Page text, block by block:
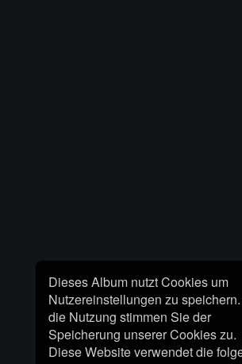
Dieses Album nutzt Cookies um
Nutzereinstellungen zu
die Nutzung stimmen Sie der
Speicherung unserer Cookies zu.
Diese Website verwendet die